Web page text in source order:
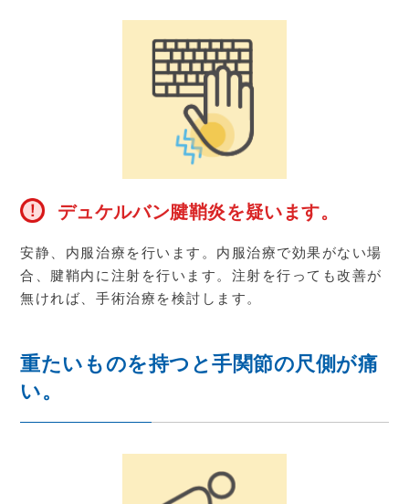
デュケルバン腱鞘炎を疑います。
安静、内服治療を行います。内服治療で効果がない場
合、腱鞘内に注射を行います。注射を行っても改善が
無ければ、手術治療を検討します。
重たいものを持つと手関節の尺側が痛
い。